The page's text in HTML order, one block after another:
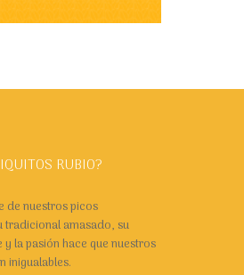
RUBIO?
de nuestros picos
tradicional amasado, su
la pasión hace que nuestros
inigualables.